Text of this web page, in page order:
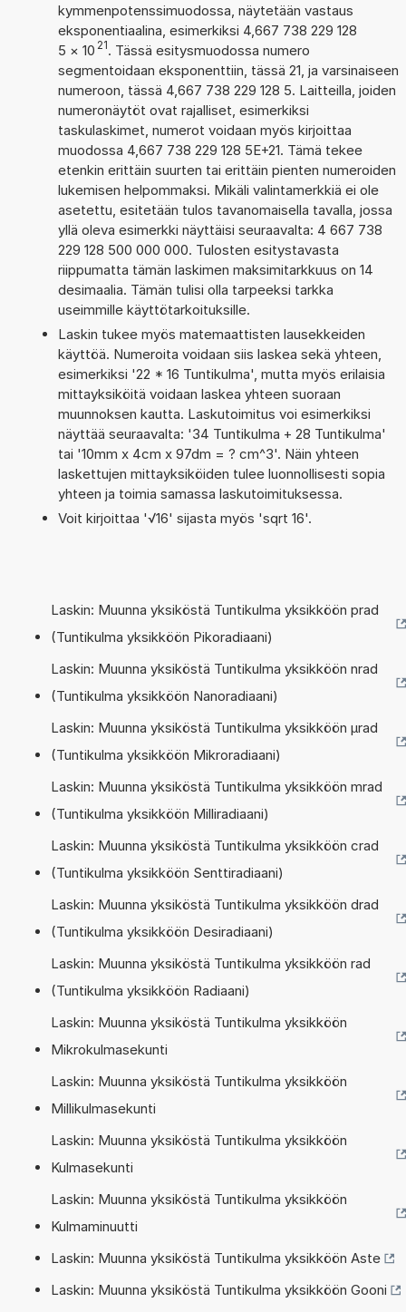
kymmenpotenssimuodossa, näytetään vastaus
eksponentiaalina, esimerkiksi 4,667 738 229 128
5 × 10 21. Tässä esitysmuodossa numero
segmentoidaan eksponenttiin, tässä 21, ja varsinaiseen
numeroon, tässä 4,667 738 229 128 5. Laitteilla, joiden
numeronäytöt ovat rajalliset, esimerkiksi
taskulaskimet, numerot voidaan myös kirjoittaa
muodossa 4,667 738 229 128 5E+21. Tämä tekee
etenkin erittäin suurten tai erittäin pienten numeroiden
lukemisen helpommaksi. Mikäli valintamerkkiä ei ole
asetettu, esitetään tulos tavanomaisella tavalla, jossa
yllä oleva esimerkki näyttäisi seuraavalta: 4 667 738
229 128 500 000 000. Tulosten esitystavasta
riippumatta tämän laskimen maksimitarkkuus on 14
desimaalia. Tämän tulisi olla tarpeeksi tarkka
useimmille käyttötarkoituksille.
Laskin tukee myös matemaattisten lausekkeiden
käyttöä. Numeroita voidaan siis laskea sekä yhteen,
esimerkiksi '22 * 16 Tuntikulma', mutta myös erilaisia
mittayksiköitä voidaan laskea yhteen suoraan
muunnoksen kautta. Laskutoimitus voi esimerkiksi
näyttää seuraavalta: '34 Tuntikulma + 28 Tuntikulma'
tai '10mm x 4cm x 97dm = ? cm^3'. Näin yhteen
laskettujen mittayksiköiden tulee luonnollisesti sopia
yhteen ja toimia samassa laskutoimituksessa.
Voit kirjoittaa '√16' sijasta myös 'sqrt 16'.
Laskin: Muunna yksiköstä Tuntikulma yksikköön prad
(Tuntikulma yksikköön Pikoradiaani)
Laskin: Muunna yksiköstä Tuntikulma yksikköön nrad
(Tuntikulma yksikköön Nanoradiaani)
Laskin: Muunna yksiköstä Tuntikulma yksikköön µrad
(Tuntikulma yksikköön Mikroradiaani)
Laskin: Muunna yksiköstä Tuntikulma yksikköön mrad
(Tuntikulma yksikköön Milliradiaani)
Laskin: Muunna yksiköstä Tuntikulma yksikköön crad
(Tuntikulma yksikköön Senttiradiaani)
Laskin: Muunna yksiköstä Tuntikulma yksikköön drad
(Tuntikulma yksikköön Desiradiaani)
Laskin: Muunna yksiköstä Tuntikulma yksikköön rad
(Tuntikulma yksikköön Radiaani)
Laskin: Muunna yksiköstä Tuntikulma yksikköön
Mikrokulmasekunti
Laskin: Muunna yksiköstä Tuntikulma yksikköön
Millikulmasekunti
Laskin: Muunna yksiköstä Tuntikulma yksikköön
Kulmasekunti
Laskin: Muunna yksiköstä Tuntikulma yksikköön
Kulmaminuutti
Laskin: Muunna yksiköstä Tuntikulma yksikköön Aste
Laskin: Muunna yksiköstä Tuntikulma yksikköön Gooni